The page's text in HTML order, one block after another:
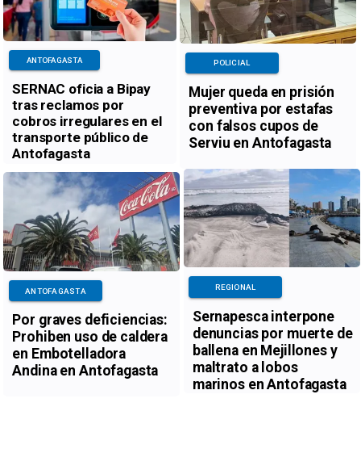
SERNAC oficia a Bipay
tras reclamos por
cobros irregulares en el
transporte público de
Antofagasta
ANTOFAGASTA
Mujer queda en prisión
preventiva por estafas
con falsos cupos de
Serviu en Antofagasta
POLICIAL
Por graves deficiencias:
Prohiben uso de caldera
en Embotelladora
Andina en Antofagasta
ANTOFAGASTA
Sernapesca interpone
denuncias por muerte de
ballena en Mejillones y
maltrato a lobos
marinos en Antofagasta
REGIONAL